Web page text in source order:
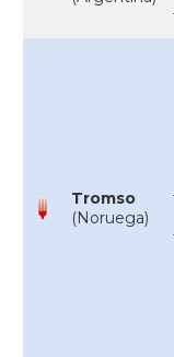
Tromso
(Noruega)